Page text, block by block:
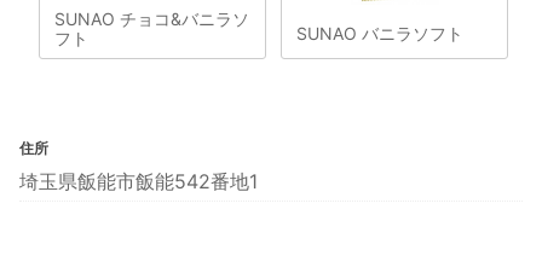
SUNAO チョコ&バニラソ
フト
SUNAO バニラソフト
住所
埼玉県飯能市飯能542番地1